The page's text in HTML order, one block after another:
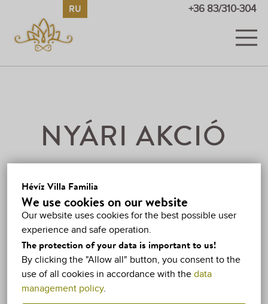
Hévíz Villa Familia
We use cookies on our website
Our website uses cookies for the best possible user
experience and safe operation.
The protection of your data is important to us!
By clicking the "Allow all" button, you consent to the
use of all cookies in accordance with the data
management policy.
+36 83/310-304
RU
АКЦИИ
ХЕВИЗ
КАРТА
КОНТАКТЫ
NYÁRI AKCIÓ
9. APRIL 2025
65 EURO/2 ЧЕЛ./НОЧЬ
Откройте для себя в рамках «Снова пришла
весна» окрестность Хевиза и весна! Наше